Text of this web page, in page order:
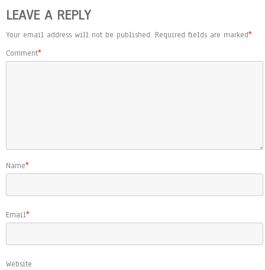
LEAVE A REPLY
Your email address will not be published. Required fields are marked*
Comment*
Name*
Email*
Website